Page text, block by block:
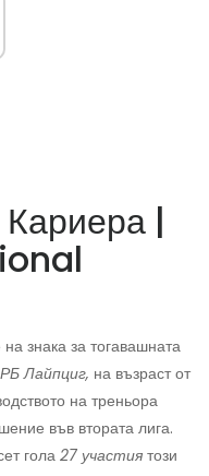
|
знака за тогавашната
РБ Лайпциг, на възраст от
на треньора
във втората лига.
гола 27 участия този